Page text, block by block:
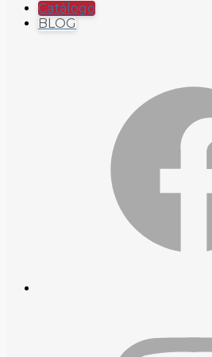
Catálogo
BLOG